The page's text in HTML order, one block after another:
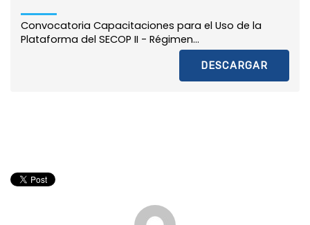
Convocatoria Capacitaciones para el Uso de la
Plataforma del SECOP II - Régimen...
DESCARGAR